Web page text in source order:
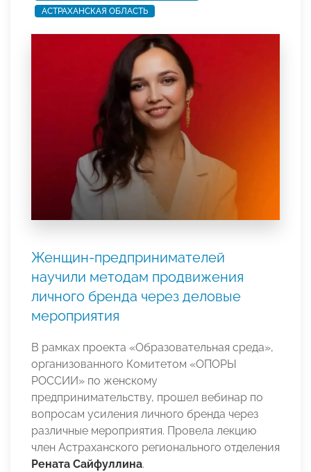
АСТРАХАНСКАЯ ОБЛАСТЬ
Женщин-предпринимателей
научили методам продвижения
личного бренда через деловые
мероприятия
В рамках проекта «Образовательная среда»,
организованного Комитетом «ОПОРЫ
РОССИИ» по женскому
предпринимательству, прошел вебинар по
вопросам усиления личного бренда через
различные мероприятия. Провела лекцию
член Астраханского регионального отделения
Рената Сайфуллина.